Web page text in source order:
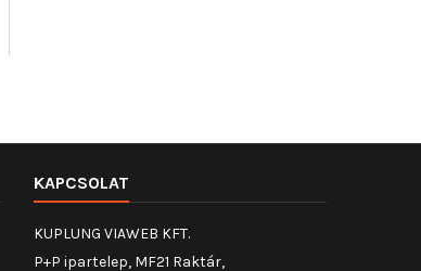
KAPCSOLAT
KUPLUNG VIAWEB KFT.
P+P ipartelep, MF21 Raktár,